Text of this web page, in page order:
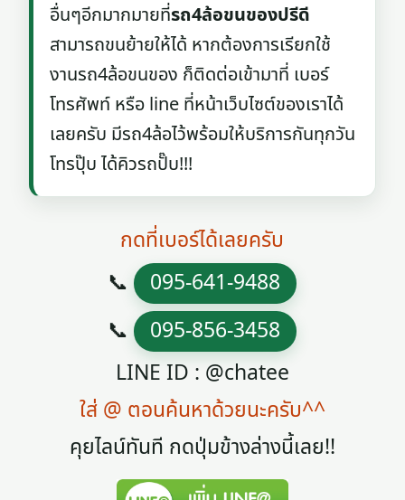
อื่นๆอีกมากมายที่รถ4ล้อขนของปรีดี
สามารถขนย้ายให้ได้ หากต้องการเรียกใช้
งานรถ4ล้อขนของ ก็ติดต่อเข้ามาที่ เบอร์
โทรศัพท์ หรือ line ที่หน้าเว็บไซต์ของเราได้
เลยครับ มีรถ4ล้อไว้พร้อมให้บริการกันทุกวัน
โทรปุ๊บ ได้คิวรถปั๊บ!!!
กดที่เบอร์ได้เลยครับ
📞 095-641-9488
📞 095-856-3458
LINE ID : @chatee
ใส่ @ ตอนค้นหาด้วยนะครับ^^
คุยไลน์ทันที กดปุ่มข้างล่างนี้เลย!!